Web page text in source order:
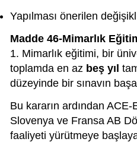
Yapılması önerilen
Madde 46-Mimarlık
1. Mimarlık eğitimi, bir
toplamda en az beş yıl
düzeyinde bir sınavın
Bu kararın ardından
Slovenya ve Fransa AB
faaliyeti yürütmeye